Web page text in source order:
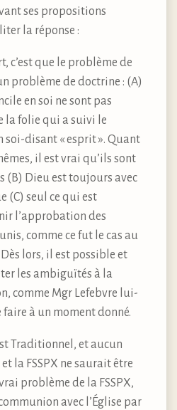
ses propositions
la réponse :
c’est que le problème de
problème de doctrine : (A)
en soi ne sont pas
la folie qui a suivi le
soi-disant « esprit ». Quant
il est vrai qu’ils sont
(B) Dieu est toujours avec
(C) seul ce qui est
l’approbation des
comme ce fut le cas au
lors, il est possible et
les ambiguïtés à la
comme Mgr Lefebvre lui-
faire à un moment donné.
Traditionnel, et aucun
la FSSPX ne saurait être
problème de la FSSPX,
avec l’Église par